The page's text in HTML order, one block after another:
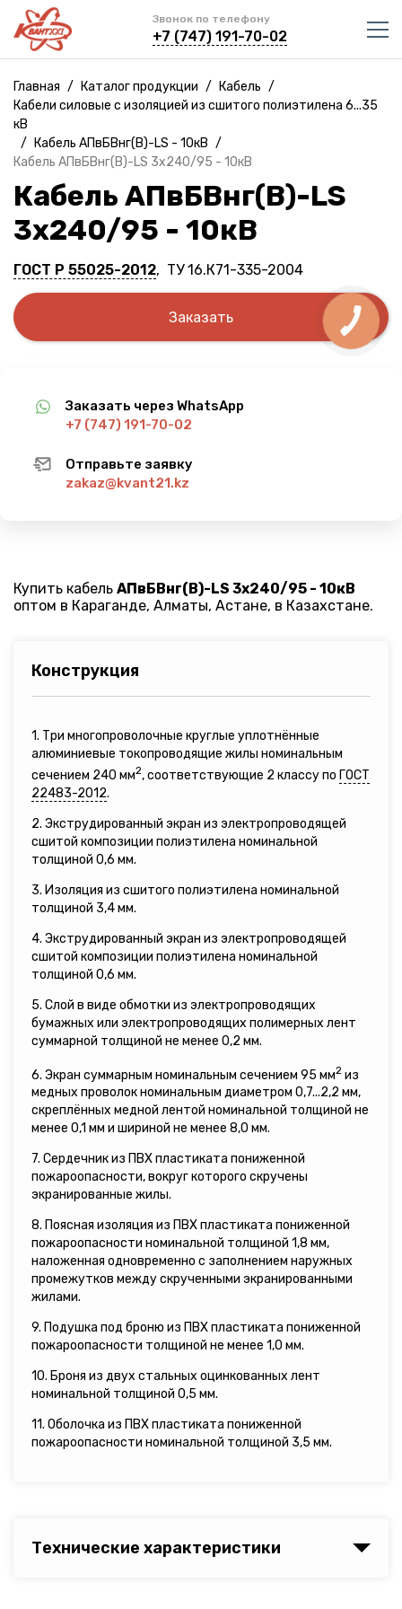
Звонок по телефону
+7 (747) 191-70-02
Главная / Каталог продукции / Кабель /
Кабели силовые с изоляцией из сшитого полиэтилена 6...35
кВ
/
Кабель АПвБВнг(B)-LS - 10кВ /
Кабель АПвБВнг(B)-LS 3х240/95 - 10кВ
Кабель АПвБВнг(B)-LS
3х240/95 - 10кВ
ГОСТ Р 55025-2012, ТУ 16.К71-335-2004
Заказать
Заказать через WhatsApp
+7 (747) 191-70-02
Отправьте заявку
zakaz@kvant21.kz
Купить кабель АПвБВнг(B)-LS 3х240/95 - 10кВ
оптом в Караганде, Алматы, Астане, в Казахстане.
Конструкция
1. Три многопроволочные круглые уплотнённые
алюминиевые токопроводящие жилы номинальным
сечением 240 мм2, соответствующие 2 классу по ГОСТ
22483-2012.
2. Экструдированный экран из электропроводящей
сшитой композиции полиэтилена номинальной
толщиной 0,6 мм.
3. Изоляция из сшитого полиэтилена номинальной
толщиной 3,4 мм.
4. Экструдированный экран из электропроводящей
сшитой композиции полиэтилена номинальной
толщиной 0,6 мм.
5. Слой в виде обмотки из электропроводящих
бумажных или электропроводящих полимерных лент
суммарной толщиной не менее 0,2 мм.
6. Экран суммарным номинальным сечением 95 мм2 из
медных проволок номинальным диаметром 0,7...2,2 мм,
скреплённых медной лентой номинальной толщиной не
менее 0,1 мм и шириной не менее 8,0 мм.
7. Сердечник из ПВХ пластиката пониженной
пожароопасности, вокруг которого скручены
экранированные жилы.
8. Поясная изоляция из ПВХ пластиката пониженной
пожароопасности номинальной толщиной 1,8 мм,
наложенная одновременно с заполнением наружных
промежутков между скрученными экранированными
жилами.
9. Подушка под броню из ПВХ пластиката пониженной
пожароопасности толщиной не менее 1,0 мм.
10. Броня из двух стальных оцинкованных лент
номинальной толщиной 0,5 мм.
11. Оболочка из ПВХ пластиката пониженной
пожароопасности номинальной толщиной 3,5 мм.
Технические характеристики